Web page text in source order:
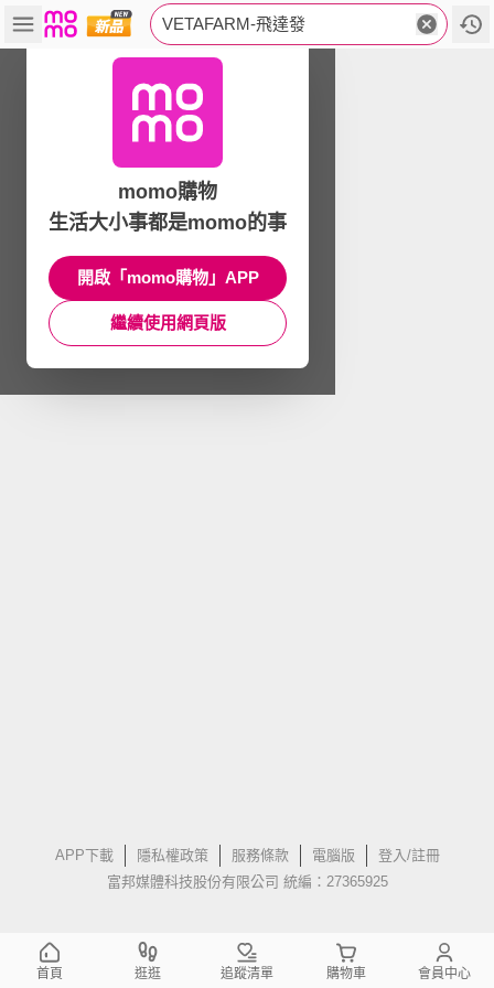
VETAFARM-飛達發
APP下載 隱私權政策 服務條款 電腦版
登入/註冊
富邦媒體科技股份有限公司 統編：27365925
momo購物
生活大小事都是momo的事
開啟「momo購物」APP
繼續使用網頁版
首頁 逛逛 追蹤清單 購物車 會員中心